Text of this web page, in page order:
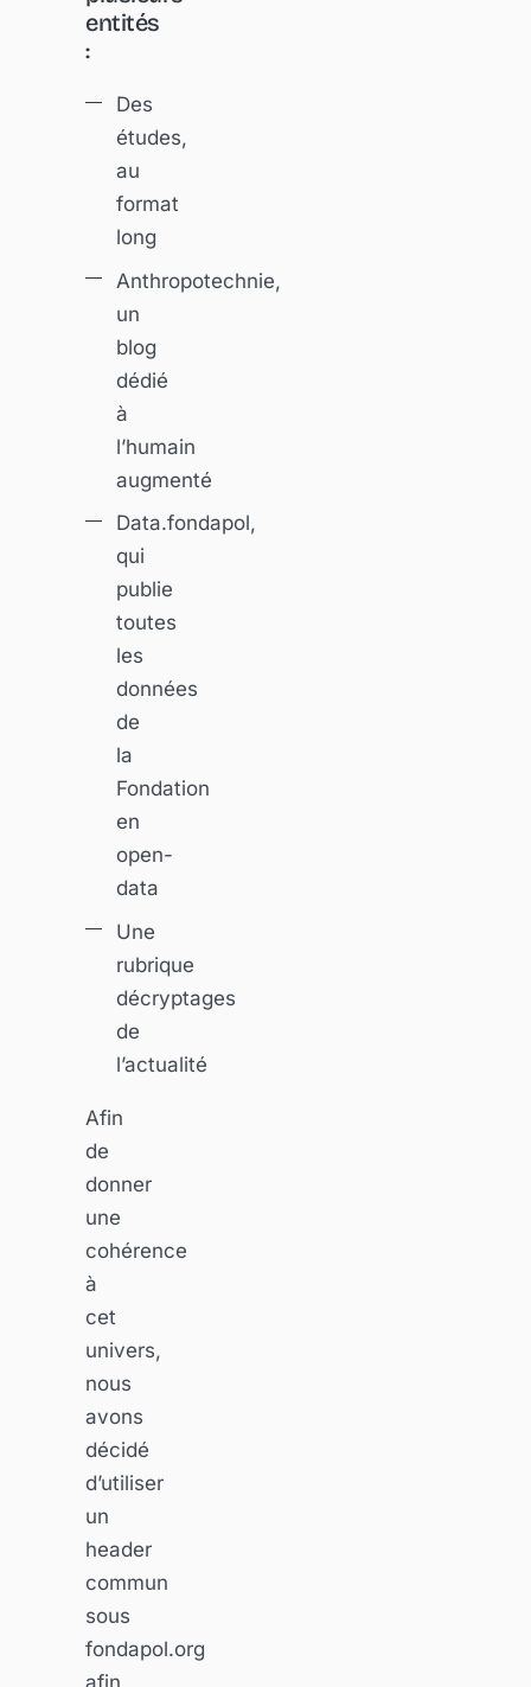
entités
:
Des
études,
au
format
long
Anthropotechnie,
un
blog
dédié
à
l’humain
augmenté
Data.fondapol,
qui
publie
toutes
les
données
de
la
Fondation
en
open-
data
Une
rubrique
décryptages
de
l’actualité
Afin
de
donner
une
cohérence
à
cet
univers,
nous
avons
décidé
d’utiliser
un
header
commun
sous
fondapol.org
afin